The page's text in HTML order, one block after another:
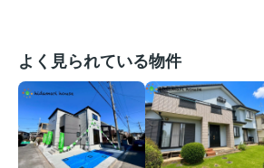
よく見られている物件